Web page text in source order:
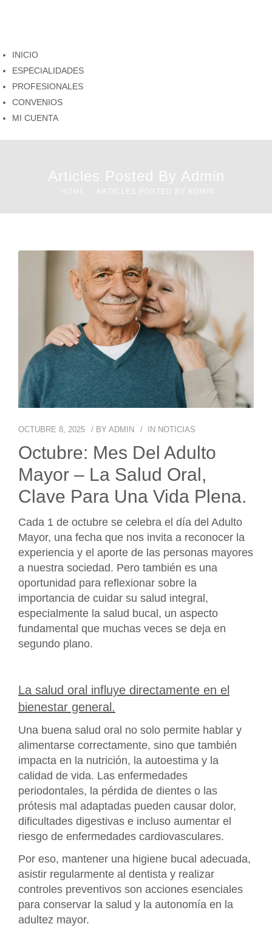
INICIO
ESPECIALIDADES
PROFESIONALES
CONVENIOS
MI CUENTA
Articles Posted By Admin
ARTICLES POSTED BY ADMIN
OCTUBRE 8, 2025 BY ADMIN IN NOTICIAS
Octubre: Mes Del Adulto
Mayor – La Salud Oral,
Clave Para Una Vida Plena.
Cada 1 de octubre se celebra el día del Adulto
Mayor, una fecha que nos invita a reconocer la
experiencia y el aporte de las personas mayores
a nuestra sociedad. Pero también es una
oportunidad para reflexionar sobre la
importancia de cuidar su salud integral,
especialmente la salud bucal, un aspecto
fundamental que muchas veces se deja en
segundo plano.
La salud oral influye directamente en el
bienestar general.
Una buena salud oral no solo permite hablar y
alimentarse correctamente, sino que también
impacta en la nutrición, la autoestima y la
calidad de vida. Las enfermedades
periodontales, la pérdida de dientes o las
prótesis mal adaptadas pueden causar dolor,
dificultades digestivas e incluso aumentar el
riesgo de enfermedades cardiovasculares.
Por eso, mantener una higiene bucal adecuada,
asistir regularmente al dentista y realizar
controles preventivos son acciones esenciales
para conservar la salud y la autonomía en la
adultez mayor.